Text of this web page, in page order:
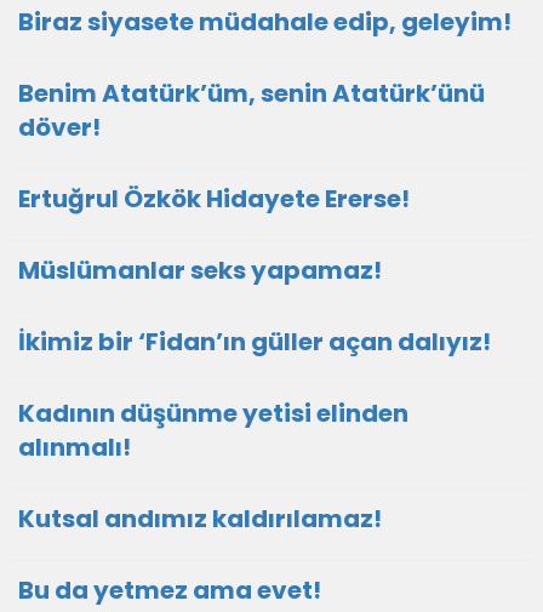
Biraz siyasete müdahale edip, geleyim!
Benim Atatürk’üm, senin Atatürk’ünü
döver!
Ertuğrul Özkök Hidayete Ererse!
Müslümanlar seks yapamaz!
İkimiz bir ‘Fidan’ın güller açan dalıyız!
Kadının düşünme yetisi elinden
alınmalı!
Kutsal andımız kaldırılamaz!
Bu da yetmez ama evet!